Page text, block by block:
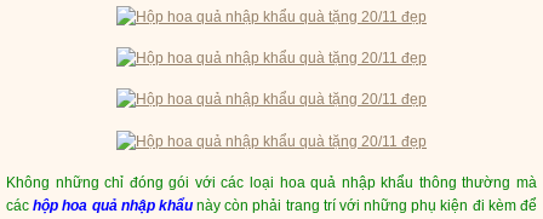
Không những chỉ đóng gói với các loại hoa quả nhập khẩu thông thường mà
cáchộp hoa quả nhập khẩunày còn phải trang trí với những phụ kiện đi kèm để